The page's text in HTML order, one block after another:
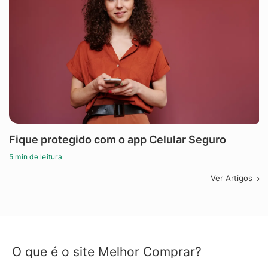
Fique protegido com o app Celular Seguro
5 min de leitura
Ver Artigos
O que é o site Melhor Comprar?